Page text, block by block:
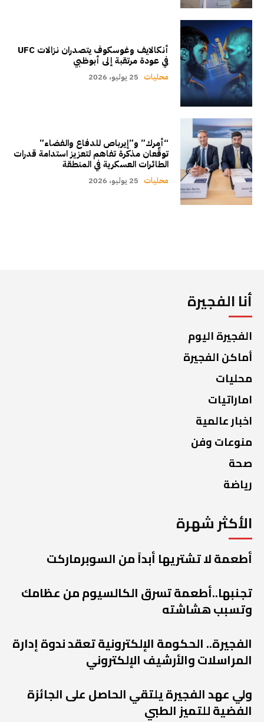
أنكالايف وغوسكوف يتصدران نزالات UFC
في عودة مرتقبة إلى أبوظبي
محليات 25 يوليو، 2026
“أمرك” و”إيرباص للدفاع والفضاء”
توقّعان مذكرة تفاهم لتعزيز استدامة قدرات
الطائرات العسكرية في المنطقة
محليات 25 يوليو، 2026
أنا الفجيرة
الفجيرة اليوم
أماكن الفجيرة
محليات
اماراتيات
اخبار عالمية
منوعات وفن
صحة
رياضة
الأكثر شهرة
أطعمة لا تشتريها أبداً من السوبرماركت
تجنبها..أطعمة تسرق الكالسيوم من عظامك
وتسبب هشاشته
الفجيرة.. الحكومة الإلكترونية تعقد ندوة إدارة
المراسلات والأرشيف الإلكتروني
ولي عهد الفجيرة يلتقي الحاصل على الجائزة
الفضية للتميز الطبي